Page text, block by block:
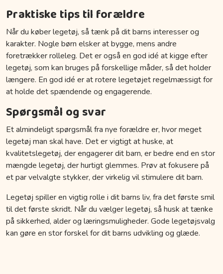
Praktiske tips til forældre
Når du køber legetøj, så tænk på dit barns interesser og
karakter. Nogle børn elsker at bygge, mens andre
foretrækker rolleleg. Det er også en god idé at kigge efter
legetøj, som kan bruges på forskellige måder, så det holder
længere. En god idé er at rotere legetøjet regelmæssigt for
at holde det spændende og engagerende.
Spørgsmål og svar
Et almindeligt spørgsmål fra nye forældre er, hvor meget
legetøj man skal have. Det er vigtigt at huske, at
kvalitetslegetøj, der engagerer dit barn, er bedre end en stor
mængde legetøj, der hurtigt glemmes. Prøv at fokusere på
et par velvalgte stykker, der virkelig vil stimulere dit barn.
Legetøj spiller en vigtig rolle i dit barns liv, fra det første smil
til det første skridt. Når du vælger legetøj, så husk at tænke
på sikkerhed, alder og læringsmuligheder. Gode legetøjsvalg
kan gøre en stor forskel for dit barns udvikling og glæde.